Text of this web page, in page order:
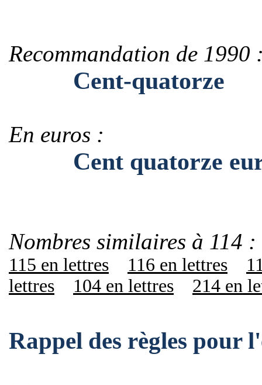
Recommandation de 1990
Cent-quatorze
En euros :
Cent quatorze
Nombres similaires à 114 :
115 en lettres 116 en lettres
lettres
104 en lettres 214 en
Rappel des règles pour